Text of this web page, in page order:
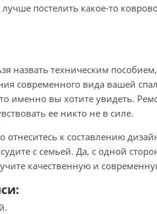
лучше постелить какое-то
назвать техническим
современного вида вашей
именно вы хотите увидеть.
ее никто не в силе.
отнеситесь к составлению
с семьей. Да, с одной
качественную и